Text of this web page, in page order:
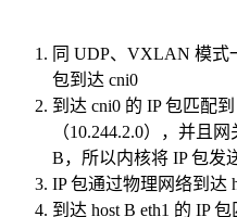
同 UDP、VXLAN 模式
包到达 cni0
到达 cni0 的 IP 包匹配
（10.244.2.0），并且
B，所以内核将 IP 包发
IP 包通过物理网络到达
到达 host B eth1 的 IP